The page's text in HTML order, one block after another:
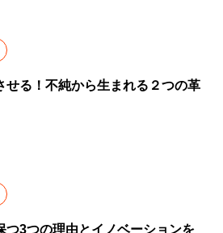
せる！不純から生まれる２つの革
つ3つの理由とイノベーションを